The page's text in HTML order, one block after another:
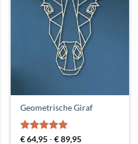
Geometrische Giraf
Gewaardeerd
€64,95-€89,95Prijsklasse: